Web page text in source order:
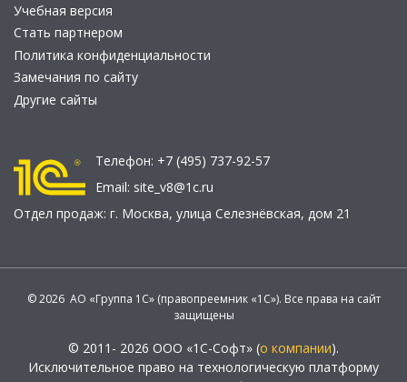
Учебная версия
Стать партнером
Политика конфиденциальности
Замечания по сайту
Другие сайты
Телефон: +7 (495) 737-92-57
Email: site_v8@1c.ru
Отдел продаж: г. Москва, улица Селезнёвская, дом 21
© 2026 АО «Группа 1С» (правопреемник «1С»). Все права на сайт
защищены
© 2011- 2026 ООО «1С-Софт» (о компании).
Исключительное право на технологическую платформу